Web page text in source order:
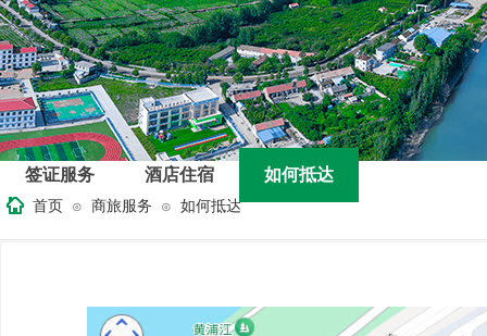
签证服务 酒店住宿 如何抵达
首页 ⊙ 商旅服务 ⊙ 如何抵达